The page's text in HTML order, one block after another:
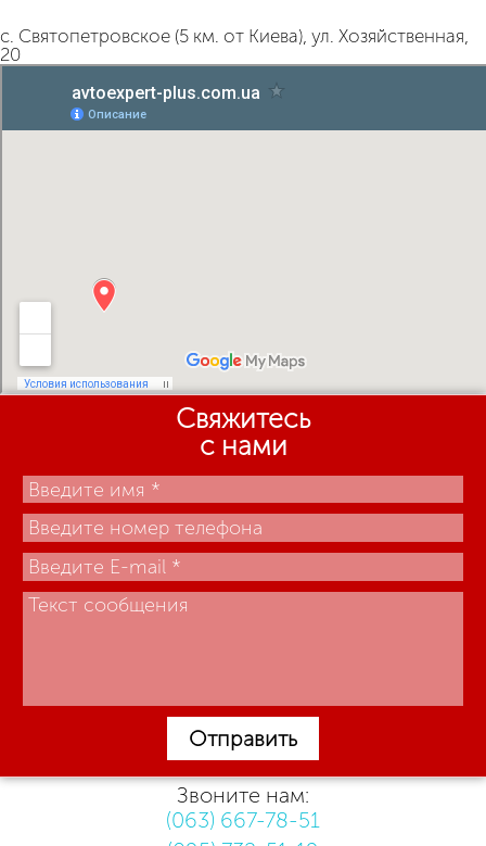
с. Святопетровское (5 км. от Киева), ул. Хозяйственная,
20
Свяжитесь
с нами
Отправить
Звоните нам:
(063) 667-78-51